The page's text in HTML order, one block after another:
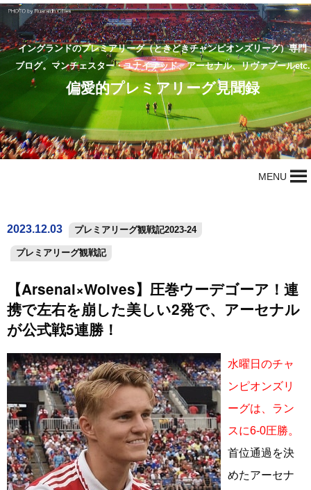
イングランドのプレミアリーグ（ときどきチャンピオンズリーグ）専門
ブログ。マンチェスター・ユナイテッド、アーセナル、リヴァプールetc.
偏愛的プレミアリーグ見聞録
MENU
2023.12.03 プレミアリーグ観戦記2023-24
プレミアリーグ観戦記
【Arsenal×Wolves】圧巻ウーデゴーア！連
携で左右を崩した美しい2発で、アーセナル
が公式戦5連勝！
水曜日のチャ
ンピオンズリ
ーグは、ラン
スに6-0圧勝。
首位通過を決
めたアーセナ